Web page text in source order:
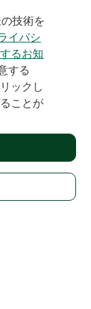
技術を
イバシ
るお知
する
ックし
ことが